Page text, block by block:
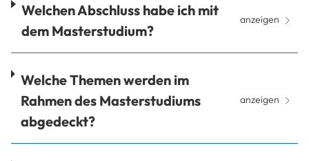
Welchen Abschluss habe ich mit
dem Masterstudium?
anzeigen
Welche Themen werden im
Rahmen des Masterstudiums
abgedeckt?
anzeigen